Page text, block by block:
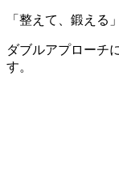
「整えて、鍛える」
ダブルアプローチ
す。